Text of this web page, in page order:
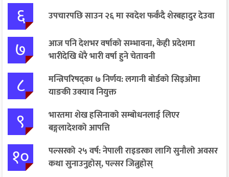
६ उपचारपछि साउन २६ मा स्वदेश फर्कँदै शेरबहादुर देउवा
७
आज पनि देशभर वर्षाको सम्भावना, केही प्रदेशमा
भारीदेखि धेरै भारी वर्षा हुने चेतावनी
८
मन्त्रिपरिषद्का ७ निर्णय: लगानी बोर्डको सिइओमा
याङकी उक्याव नियुक्त
९
भारतमा शेख हसिनाको सम्बोधनलाई लिएर
बङ्गलादेशको आपत्ति
१०
पल्सरको २५ वर्ष: नेपाली राइडरका लागि सुनौलो अवसर
कथा सुनाउनुहोस्, पल्सर जित्नुहोस्